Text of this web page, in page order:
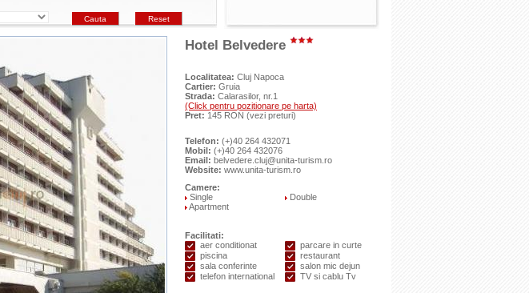
Hotel Belvedere
Localitatea: Cluj Napoca
Cartier: Gruia
Strada: Calarasilor, nr.1
(Click pentru pozitionare pe harta)
Pret: 145 RON (vezi preturi)
Telefon: (+)40 264 432071
Mobil: (+)40 264 432076
Email: belvedere.cluj@unita-turism.ro
Website: www.unita-turism.ro
Camere:
Single
Double
Apartment
Facilitati:
aer conditionat
parcare in curte
piscina
restaurant
sala conferinte
salon mic dejun
telefon international
TV si cablu Tv